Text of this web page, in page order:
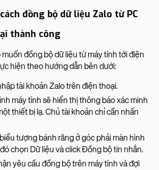
đồng bộ dữ liệu Zalo từ PC
thành công
đồng bộ dữ liệu từ máy tính tới điện
hiện theo hướng dẫn bên dưới:
tài khoản Zalo trên điện thoại.
máy tính sẽ hiển thị thông báo xác minh
thiết bị lạ. Chủ tài khoản chỉ cần nhấn
tượng bánh răng ở góc phải màn hình
chọn Dữ liệu và click Đồng bộ tin nhắn.
yêu cầu đồng bộ trên máy tính và đợi